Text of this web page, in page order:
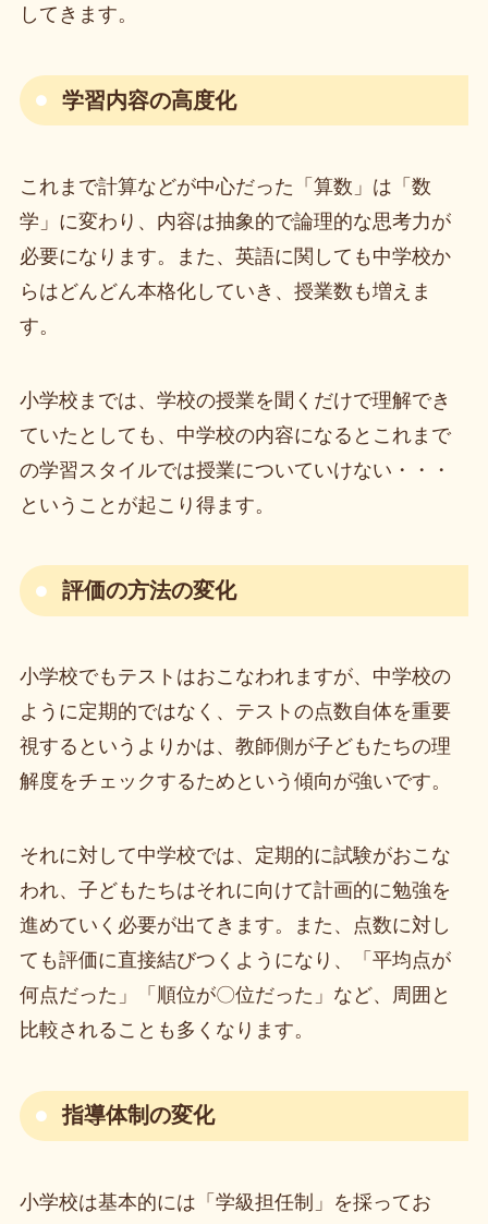
してきます。
学習内容の高度化
これまで計算などが中心だった「算数」は「数
学」に変わり、内容は抽象的で論理的な思考力が
必要になります。また、英語に関しても中学校か
らはどんどん本格化していき、授業数も増えま
す。
小学校までは、学校の授業を聞くだけで理解でき
ていたとしても、中学校の内容になるとこれまで
の学習スタイルでは授業についていけない・・・
ということが起こり得ます。
評価の方法の変化
小学校でもテストはおこなわれますが、中学校の
ように定期的ではなく、テストの点数自体を重要
視するというよりかは、教師側が子どもたちの理
解度をチェックするためという傾向が強いです。
それに対して中学校では、定期的に試験がおこな
われ、子どもたちはそれに向けて計画的に勉強を
進めていく必要が出てきます。また、点数に対し
ても評価に直接結びつくようになり、「平均点が
何点だった」「順位が〇位だった」など、周囲と
比較されることも多くなります。
指導体制の変化
小学校は基本的には「学級担任制」を採ってお